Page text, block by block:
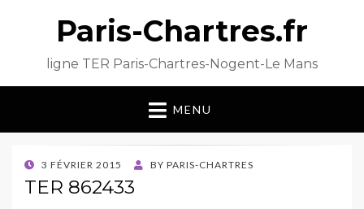
Paris-Chartres.fr
ligne TER Paris-Chartres-Nogent-Le Mans
MENU
POSTED
ON
3 FÉVRIER 2015 BY PARIS-CHARTRES
TER 862433